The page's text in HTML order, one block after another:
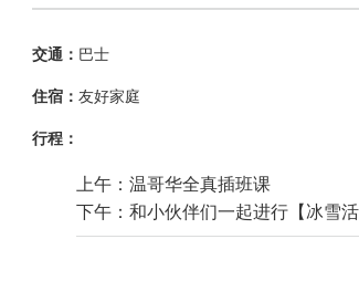
交通： 巴士
住宿： 友好家庭
行程：
上午：温哥华全真插班课
下午：和小伙伴们一起进行【冰雪